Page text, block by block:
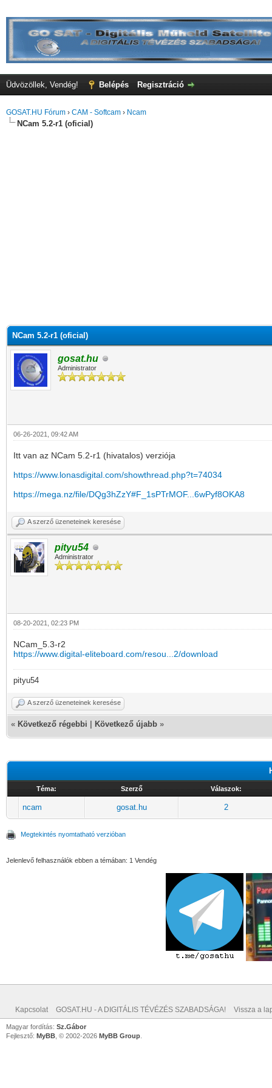
Üdvözöllek, Vendég! Belépés Regisztráció
GOSAT.HU Fórum › CAM - Softcam › Ncam
NCam 5.2-r1 (oficial)
NCam 5.2-r1 (oficial)
gosat.hu
Administrator
06-26-2021, 09:42 AM
Itt van az NCam 5.2-r1 (hivatalos) verziója
https://www.lonasdigital.com/showthread.php?t=74034
https://mega.nz/file/DQg3hZzY#F_1sPTrMOF...6wPyf8OKA8
A szerző üzeneteinek keresése
pityu54
Administrator
08-20-2021, 02:23 PM
NCam_5.3-r2
https://www.digital-eliteboard.com/resou...2/download
pityu54
A szerző üzeneteinek keresése
« Következő régebbi Következő újabb »
Téma: Szerző Válaszok:
ncam gosat.hu 2
Megtekintés nyomtatható verzióban
Jelenlevő felhasználók ebben a témában: 1 Vendég
Kapcsolat GOSAT.HU - A DIGITÁLIS TÉVÉZÉS SZABADSÁGA! Vissza a
Magyar fordítás: Sz.Gábor
Fejlesztő: MyBB , © 2002-2026 MyBB Group